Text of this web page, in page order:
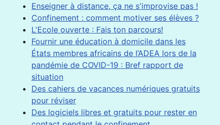
Enseigner à distance, ça ne s'improvise pas !
Confinement : comment motiver ses élèves ?
L'Ecole ouverte : Fais ton parcours!
Fournir une éducation à domicile dans les
États membres africains de l’ADEA lors de la
pandémie de COVID-19 : Bref rapport de
situation
Des cahiers de vacances numériques gratuits
pour réviser
Des logiciels libres et gratuits pour rester en